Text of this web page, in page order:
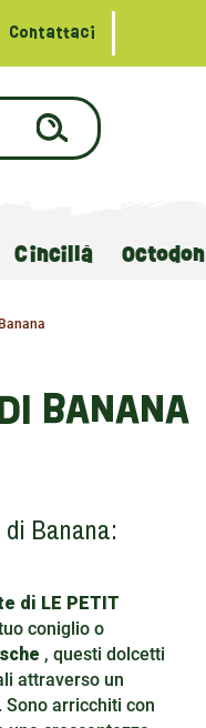
Contattaci
Cincillà Octodon
BANANA
di Banana:
di LE PETIT
coniglio o
, questi dolcetti
attraverso un
arricchiti con